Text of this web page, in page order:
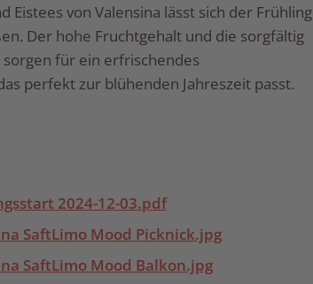
Eistees von Valensina lässt sich der Frühling
Der hohe Fruchtgehalt und die sorgfältig
für ein erfrischendes
perfekt zur blühenden Jahreszeit passt.
2024-12-03.pdf
SaftLimo Mood Picknick.jpg
SaftLimo Mood Balkon.jpg